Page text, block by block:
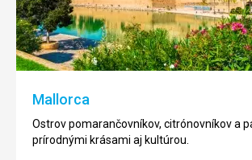
Mallorca
Ostrov pomarančovníkov, citrónovníkov a
prírodnými krásami aj kultúrou.
Pobrežie
lemujú
malebné
pláže
(Playas de
romantické
mestá.
Jedna z
najkrajších oblastí
s nádherným
pobrežím a
architektonickými
Vzduch 36 °C